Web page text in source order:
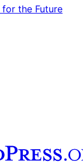
for the Future